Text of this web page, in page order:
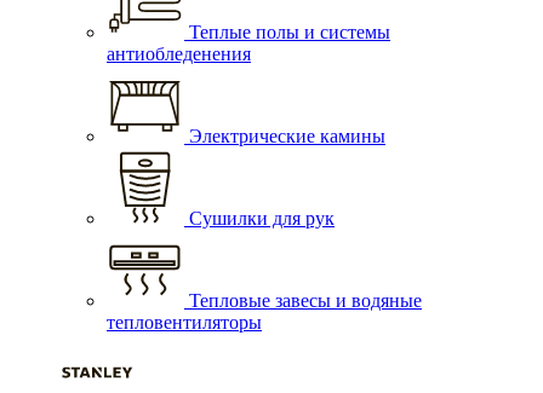
Теплые полы и системы
антиобледенения
Электрические камины
Сушилки для рук
Тепловые завесы и водяные
тепловентиляторы